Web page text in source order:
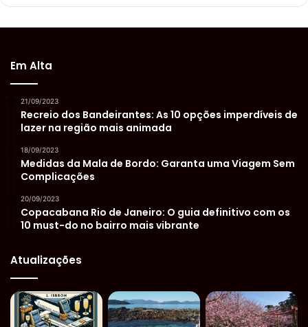
Em Alta
21/09/2023
Recreio dos Bandeirantes: As 10 opções imperdíveis de
lazer na região mais animada
18/09/2023
Medidas da Mala de Bordo: Garanta uma Viagem Sem
Complicações
20/09/2023
Copacabana Rio de Janeiro: O guia definitivo com os
10 must-do no bairro mais vibrante
Atualizações